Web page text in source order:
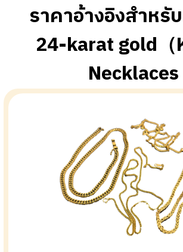
ราคาอ้างอิงสำหรั
24-karat gold（
Necklaces